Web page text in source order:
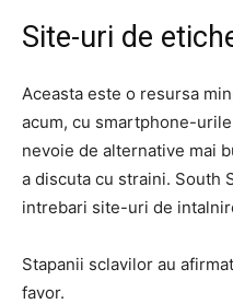
Site-uri de
Aceasta este o resursa
acum, cu smartphone-
nevoie de alternative mai
a discuta cu straini. South
intrebari site-uri de
Stapanii sclavilor au
favor.